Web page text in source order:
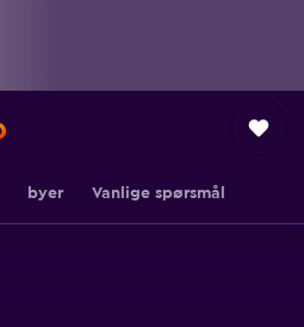
byer Vanlige spørsmål